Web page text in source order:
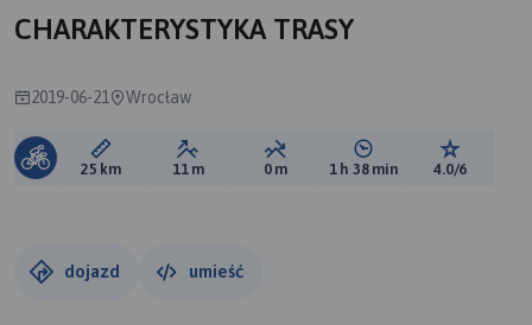
CHARAKTERYSTYKA TRASY
2019-06-21 Wrocław
Długość trasy:
25 km Suma przewyższeń:
11 m Suma spadków:
0 m Średni czas potrzebny
1 h 38 min Ocena
4.0/6
dojazd umieść